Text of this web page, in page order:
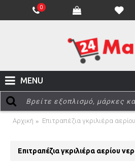
0
MENU
Αρχική Επιτραπέζια γκριλιέρα
Επιτραπέζια γκριλιέρα αερίου